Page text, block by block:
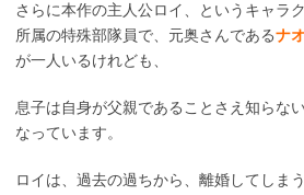
さらに本作の主人公ロイ、というキャラ
所属の特殊部隊員で、元奥さんであるナ
が一人いるけれども、
息子は自身が父親であることさえ知らな
なっています。
ロイは、過去の過ちから、離婚してしま